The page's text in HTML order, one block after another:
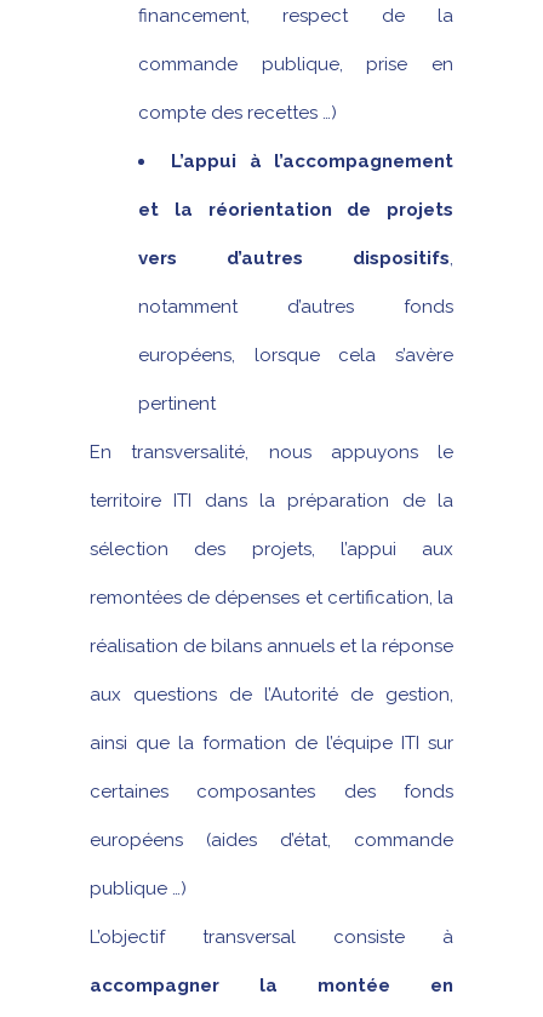
financement, respect de la
commande publique, prise en
compte des recettes …)
L’appui à l’accompagnement
et la réorientation de projets
vers d’autres dispositifs,
notamment d’autres fonds
européens, lorsque cela s’avère
pertinent
En transversalité, nous appuyons le
territoire ITI dans la préparation de la
sélection des projets, l’appui aux
remontées de dépenses et certification, la
réalisation de bilans annuels et la réponse
aux questions de l’Autorité de gestion,
ainsi que la formation de l’équipe ITI sur
certaines composantes des fonds
européens (aides d’état, commande
publique …)
L’objectif transversal consiste à
accompagner la montée en